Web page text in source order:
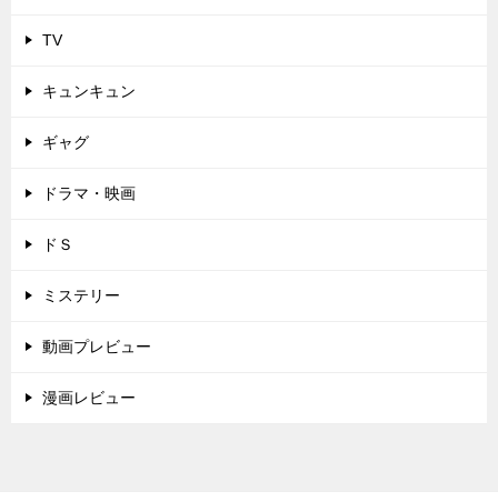
TV
キュンキュン
ギャグ
ドラマ・映画
ドＳ
ミステリー
動画プレビュー
漫画レビュー